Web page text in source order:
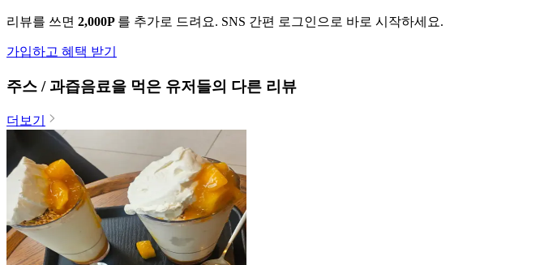
리뷰를 쓰면 2,000P 를 추가로 드려요. SNS 간편 로그인으로 바로 시작하세요.
가입하고 혜택 받기
주스 / 과즙음료을 먹은 유저들의 다른 리뷰
더보기